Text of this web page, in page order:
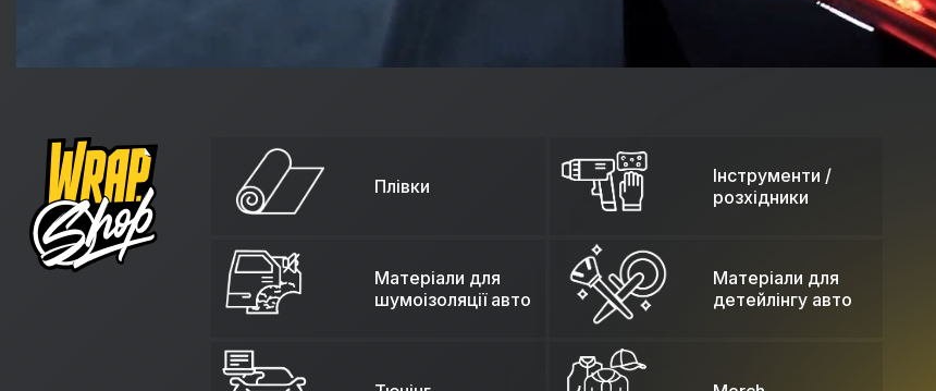
Плівки
Інструменти /
розхідники
Матеріали для
шумоізоляції авто
Матеріали для
детейлінгу авто